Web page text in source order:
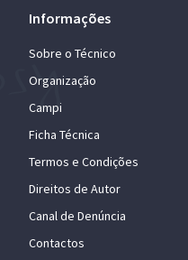
Informações
Sobre o Técnico
Organização
Campi
Ficha Técnica
Termos e Condições
Direitos de Autor
Canal de Denúncia
Contactos